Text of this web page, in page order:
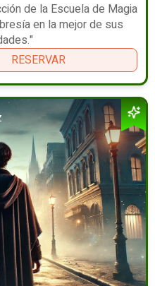
de la Escuela de Magia
en la mejor de sus
RESERVAR